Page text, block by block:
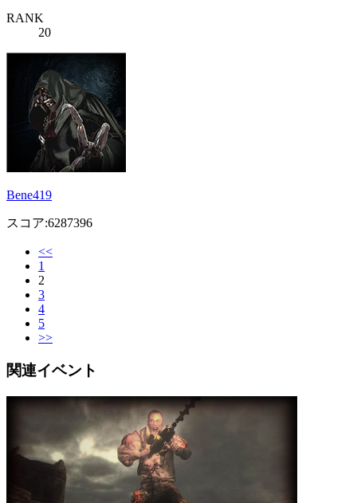
RANK
20
Bene419
スコア:6287396
<<
1
2
3
4
5
>>
関連イベント